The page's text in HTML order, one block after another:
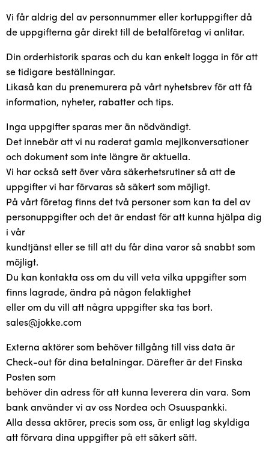
Vi får aldrig del av personnummer eller kortuppgifter då
de uppgifterna går direkt till de betalföretag vi anlitar.
Din orderhistorik sparas och du kan enkelt logga in för att
se tidigare beställningar.
Likaså kan du prenemurera på vårt nyhetsbrev för att få
information, nyheter, rabatter och tips.
Inga uppgifter sparas mer än nödvändigt.
Det innebär att vi nu raderat gamla mejlkonversationer
och dokument som inte längre är aktuella.
Vi har också sett över våra säkerhetsrutiner så att de
uppgifter vi har förvaras så säkert som möjligt.
På vårt företag finns det två personer som kan ta del av
personuppgifter och det är endast för att kunna hjälpa dig
i vår
kundtjänst eller se till att du får dina varor så snabbt som
möjligt.
Du kan kontakta oss om du vill veta vilka uppgifter som
finns lagrade, ändra på någon felaktighet
eller om du vill att några uppgifter ska tas bort.
sales@jokke.com
Externa aktörer som behöver tillgång till viss data är
Check-out för dina betalningar. Därefter är det Finska
Posten som
behöver din adress för att kunna leverera din vara. Som
bank använder vi av oss Nordea och Osuuspankki.
Alla dessa aktörer, precis som oss, är enligt lag skyldiga
att förvara dina uppgifter på ett säkert sätt.